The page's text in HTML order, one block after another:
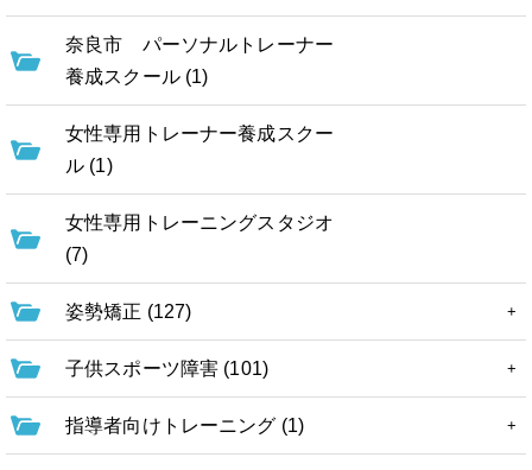
奈良市 パーソナルトレーナー
養成スクール (1)
女性専用トレーナー養成スクー
ル (1)
女性専用トレーニングスタジオ
(7)
姿勢矯正 (127)
子供スポーツ障害 (101)
指導者向けトレーニング (1)